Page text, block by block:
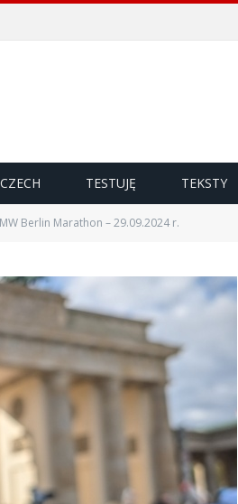
TESTUJĘ TEKSTY
Berlin Marathon – 29.09.2024 r.